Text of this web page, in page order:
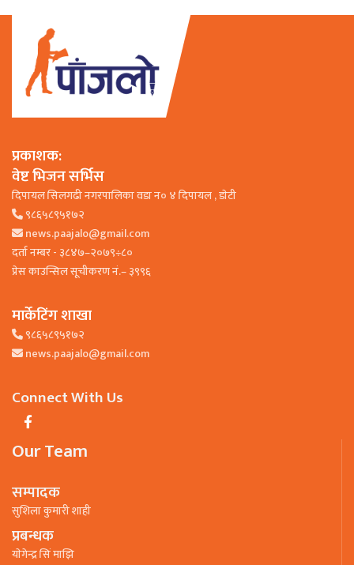
प्रकाशक:
वेष्ट भिजन सर्भिस
दिपायल सिलगढी नगरपालिका वडा न० ४ दिपायल , डाेटी
९८६५८९५१७२
news.paajalo@gmail.com
दर्ता नम्बर - ३८४७–२०७९÷८०
प्रेस काउन्सिल सूचीकरण नं.– ३९९६
मार्केटिंग शाखा
९८६५८९५१७२
news.paajalo@gmail.com
Connect With Us
Our Team
सम्पादक
सुशिला कुमारी शाही
प्रबन्धक
याेगेन्द्र सिं माझि